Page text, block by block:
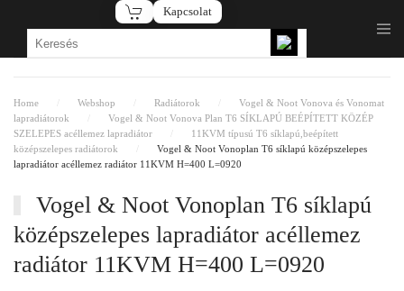
Fő tartalom átugrása
Kapcsolat
Home Webshop Radiátorok
Vogel & Noot Vonova és Vonomat
lapradiátorok
Vogel & Noot Vonova Plan T6 SÍKLAPÚ BEÉPÍTETT KÖZÉP
SZELEPES acéllemez lapradiátor
11KVM típusú T6 síklapú,beépített
középszelepes radiátorok
Vogel & Noot Vonoplan T6 síklapú középszelepes
lapradiátor acéllemez radiátor 11KVM H=400 L=0920
Vogel & Noot Vonoplan T6 síklapú
középszelepes lapradiátor acéllemez
radiátor 11KVM H=400 L=0920